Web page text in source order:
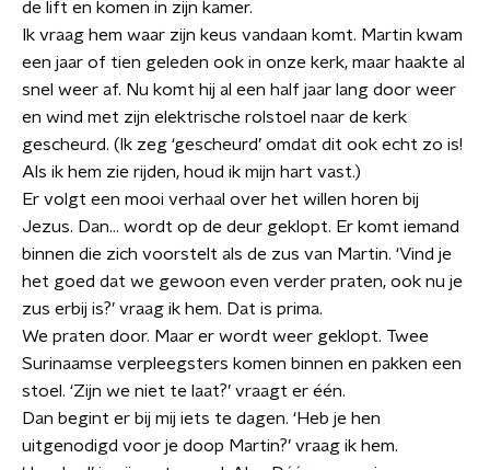
de lift en komen in zijn kamer.
Ik vraag hem waar zijn keus vandaan komt. Martin kwam
een jaar of tien geleden ook in onze kerk, maar haakte al
snel weer af. Nu komt hij al een half jaar lang door weer
en wind met zijn elektrische rolstoel naar de kerk
gescheurd. (Ik zeg ‘gescheurd’ omdat dit ook echt zo is!
Als ik hem zie rijden, houd ik mijn hart vast.)
Er volgt een mooi verhaal over het willen horen bij
Jezus. Dan… wordt op de deur geklopt. Er komt iemand
binnen die zich voorstelt als de zus van Martin. ‘Vind je
het goed dat we gewoon even verder praten, ook nu je
zus erbij is?’ vraag ik hem. Dat is prima.
We praten door. Maar er wordt weer geklopt. Twee
Surinaamse verpleegsters komen binnen en pakken een
stoel. ‘Zijn we niet te laat?’ vraagt er één.
Dan begint er bij mij iets te dagen. ‘Heb je hen
uitgenodigd voor je doop Martin?’ vraag ik hem.